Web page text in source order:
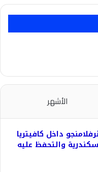
الأشهر
داخل كافيتريا
والتحفظ عليه